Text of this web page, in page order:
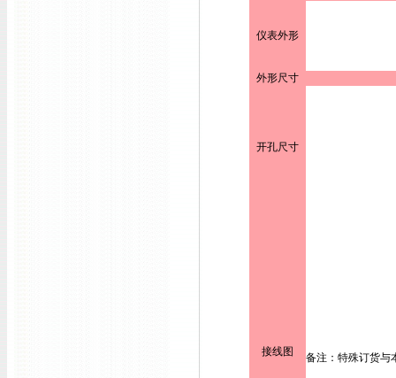
仪表外形
外形尺寸
开孔尺寸
接线图 备注：特殊订货与